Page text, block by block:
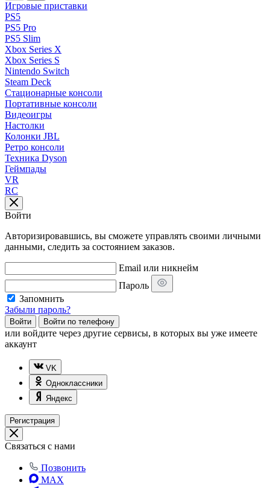
Игровые приставки
PS5
PS5 Pro
PS5 Slim
Xbox Series X
Xbox Series S
Nintendo Switch
Steam Deck
Стационарные консоли
Портативные консоли
Видеоигры
Настолки
Колонки JBL
Ретро консоли
Техника Dyson
Геймпады
VR
RC
Войти
Авторизировавшись, вы сможете управлять своими личными
данными, следить за состоянием заказов.
Email или никнейм
Пароль
Запомнить
Забыли пароль?
Войти Войти по телефону
или войдите через другие сервисы, в которых вы уже имеете
аккаунт
VK
Одноклассники
Яндекс
Регистрация
Связаться с нами
Позвонить
MAX